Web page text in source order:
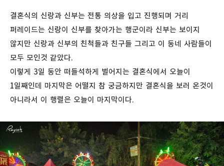
결혼식의 신랑과 신부는 전통 의상을 입고 진행되며 거리
퍼레이드는 신랑이 신부를 찾아가는 행군이라 신부는 보이지
않지만 신랑과 신부의 친척들과 친구들 그리고 이 동네 사람들이
모두 모인것 같았다.
이렇게 3일 동안 떠들석하게 벌어지는 결혼식에서 오늘이
1일째인데 마지막은 어떨지 참 궁금하지만 결혼식을 보러 온것이
아니라서 이 행렬은 오늘이 마지막이다.